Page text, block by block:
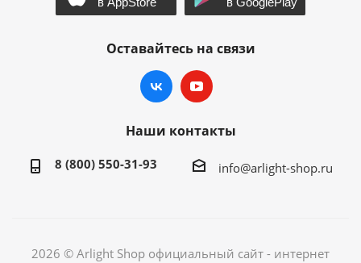
Оставайтесь на связи
Наши контакты
8 (800) 550-31-93 info@arlight-shop.ru
2026 © Arlight Shop официальный сайт - интернет